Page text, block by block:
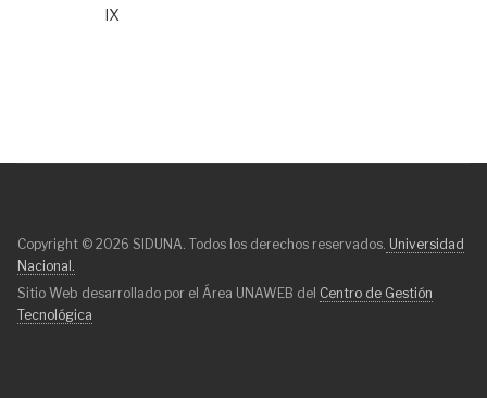
IX
Copyright © 2026 SIDUNA. Todos los derechos reservados. Universidad
Nacional.
Sitio Web desarrollado por el Área UNAWEB del Centro de Gestión
Tecnológica